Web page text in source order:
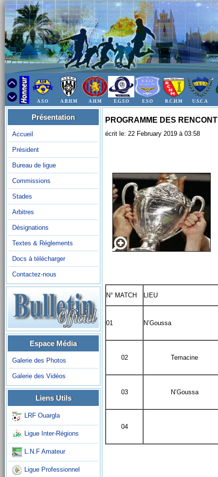
A.S.O A.B.H.M A.H.M E.G.S.O E.S.O R.C.H.M U.S.C.A
Présentation
Accueil
Président
Bureau de ligue
Commissions
Stades
Arbitres
Désignations
Textes & Réglements
Docs à télécharger
Contactez-nous
Espace Média
Galerie des Photos
Galerie des Vidéos
Liens Utils
LRF Ouargla
Ligue Inter-Régions
L.N.F Amateur
Ligue Professionnel
PROGRAMME DES
écrit le: 22 February 2019 à 03:58
N° MATCH LIEU
01 N’Goussa
02 Temacine
03 N’Goussa
04